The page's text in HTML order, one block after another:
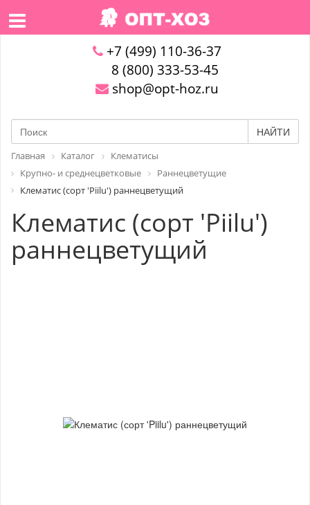
+7 (499) 110-36-37
8 (800) 333-53-45
shop@opt-hoz.ru
НАЙТИ
Главная Каталог
Клематисы
Крупно- и среднецветковые
Раннецветущие
Клематис (сорт 'Piilu') раннецветущий
Клематис (сорт 'Piilu')
раннецветущий